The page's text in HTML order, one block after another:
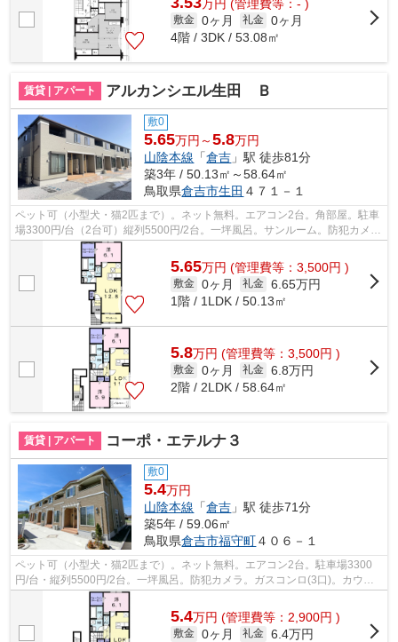
万円 (管理費等：- )
敷金 0ヶ月 礼金 0ヶ月
4階 / 3DK / 53.08㎡
賃貸 | アパート アルカンシエル生田 Ｂ
敷0
5.65万円～5.8万円
山陰本線 「倉吉 」駅 徒歩81分
築3年 / 50.13㎡～58.64㎡
鳥取県倉吉市生田 ４７１－１
ペット可（小型犬・猫2匹まで）。ネット無料。エアコン2台。角部屋。駐車
場3300円/台（2台可）縦列5500円/2台。一坪風呂。サンルーム。防犯カメ
ラ。シャッター。宅配ボックス。照明器...
5.65万円 (管理費等：3,500円 )
敷金 0ヶ月 礼金 6.65万円
1階 / 1LDK / 50.13㎡
5.8万円 (管理費等：3,500円 )
敷金 0ヶ月 礼金 6.8万円
2階 / 2LDK / 58.64㎡
賃貸 | アパート コーポ・エテルナ３
敷0
5.4万円
山陰本線 「倉吉 」駅 徒歩71分
築5年 / 59.06㎡
鳥取県倉吉市福守町４０６－１
ペット可（小型犬・猫2匹まで）。ネット無料。エアコン2台。駐車場3300
円/台・縦列5500円/2台。一坪風呂。防犯カメラ。ガスコンロ(3口)。カウン
ターキッチン。ウォークインクローゼッ...
5.4万円 (管理費等：2,900円 )
敷金 0ヶ月 礼金 6.4万円